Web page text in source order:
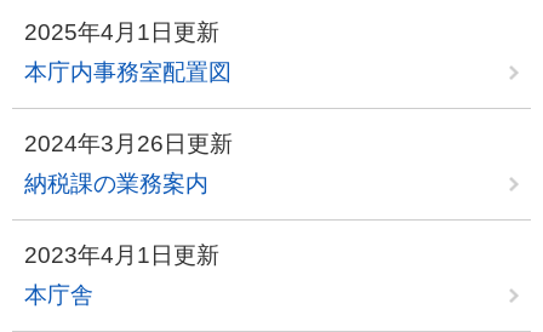
2025年4月1日更新
本庁内事務室配置図
2024年3月26日更新
納税課の業務案内
2023年4月1日更新
本庁舎